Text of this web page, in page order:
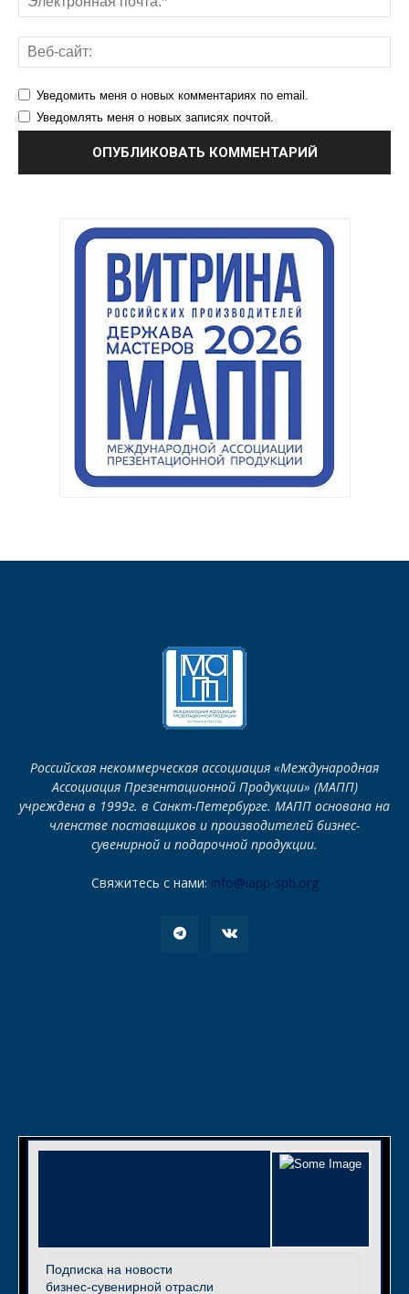
Уведомить меня о новых комментариях по email.
Уведомлять меня о новых записях почтой.
Российская некоммерческая ассоциация «Международная
Ассоциация Презентационной Продукции» (МАПП)
учреждена в 1999г. в Санкт-Петербурге. МАПП основана на
членстве поставщиков и производителей бизнес-
сувенирной и подарочной продукции.
Свяжитесь с нами: info@iapp-spb.org
Подписка на новости
бизнес-сувенирной отрасли